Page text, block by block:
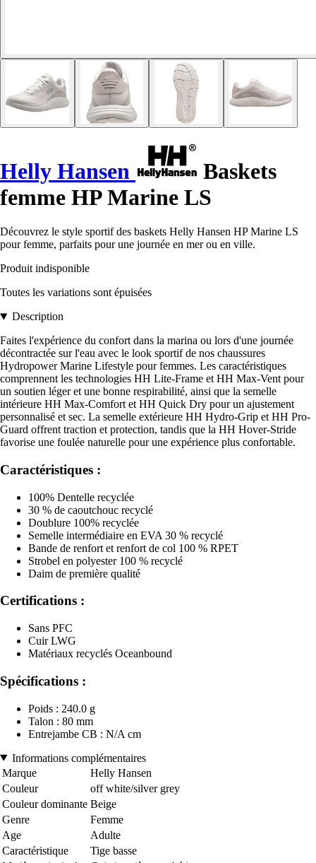
Helly Hansen
Baskets
femme HP Marine LS
Découvrez le style sportif des baskets Helly Hansen HP Marine LS
pour femme, parfaits pour une journée en mer ou en ville.
Produit indisponible
Toutes les variations sont épuisées
Description
Faites l'expérience du confort dans la marina ou lors d'une journée
décontractée sur l'eau avec le look sportif de nos chaussures
Hydropower Marine Lifestyle pour femmes. Les caractéristiques
comprennent les technologies HH Lite-Frame et HH Max-Vent pour
un soutien léger et une bonne respirabilité, ainsi que la semelle
intérieure HH Max-Comfort et HH Quick Dry pour un ajustement
personnalisé et sec. La semelle extérieure HH Hydro-Grip et HH Pro-
Guard offrent traction et protection, tandis que la HH Hover-Stride
favorise une foulée naturelle pour une expérience plus confortable.
Caractéristiques :
100% Dentelle recyclée
30 % de caoutchouc recyclé
Doublure 100% recyclée
Semelle intermédiaire en EVA 30 % recyclé
Bande de renfort et renfort de col 100 % RPET
Strobel en polyester 100 % recyclé
Daim de première qualité
Certifications :
Sans PFC
Cuir LWG
Matériaux recyclés Oceanbound
Spécifications :
Poids : 240.0 g
Talon : 80 mm
Entrejambe CB : N/A cm
Informations complémentaires
Marque
Helly Hansen
Couleur
off white/silver grey
Couleur dominante Beige
Genre
Femme
Age
Adulte
Caractéristique
Tige basse